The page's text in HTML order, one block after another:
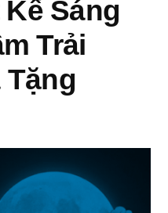
Sáng
Trải
Tặng